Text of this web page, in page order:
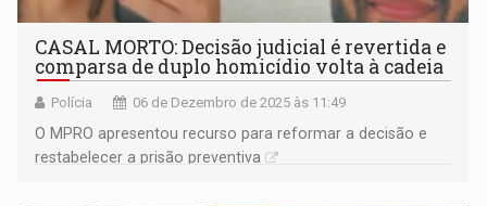
CASAL MORTO: Decisão judicial é revertida e
comparsa de duplo homicídio volta à cadeia
Polícia 06 de Dezembro de 2025 às 11:49
O MPRO apresentou recurso para reformar a decisão e
restabelecer a prisão preventiva